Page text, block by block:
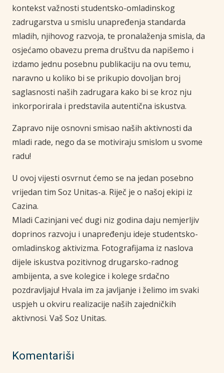
kontekst važnosti studentsko-omladinskog
zadrugarstva u smislu unapređenja standarda
mladih, njihovog razvoja, te pronalaženja smisla, da
osjećamo obavezu prema društvu da napišemo i
izdamo jednu posebnu publikaciju na ovu temu,
naravno u koliko bi se prikupio dovoljan broj
saglasnosti naših zadrugara kako bi se kroz nju
inkorporirala i predstavila autentična iskustva.
Zapravo nije osnovni smisao naših aktivnosti da
mladi rade, nego da se motiviraju smislom u svome
radu!
U ovoj vijesti osvrnut ćemo se na jedan posebno
vrijedan tim Soz Unitas-a. Riječ je o našoj ekipi iz
Cazina.
Mladi Cazinjani već dugi niz godina daju nemjerljiv
doprinos razvoju i unapređenju ideje studentsko-
omladinskog aktivizma. Fotografijama iz naslova
dijele iskustva pozitivnog drugarsko-radnog
ambijenta, a sve kolegice i kolege srdačno
pozdravljaju! Hvala im za javljanje i želimo im svaki
uspjeh u okviru realizacije naših zajedničkih
aktivnosi. Vaš Soz Unitas.
Komentariši